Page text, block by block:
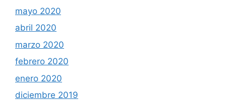
mayo 2020
abril 2020
marzo 2020
febrero 2020
enero 2020
diciembre 2019